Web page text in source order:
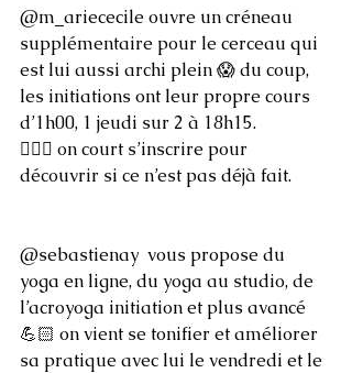
@m_ariececile ouvre un créneau
supplémentaire pour le cerceau qui
est lui aussi archi plein 😱 du coup,
les initiations ont leur propre cours
d’1h00, 1 jeudi sur 2 à 18h15.
🏃🏻‍♀️ on court s’inscrire pour
découvrir si ce n’est pas déjà fait.
@sebastienay  vous propose du
yoga en ligne, du yoga au studio, de
l’acroyoga initiation et plus avancé
💪🏻 on vient se tonifier et améliorer
sa pratique avec lui le vendredi et le